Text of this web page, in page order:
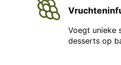
Voegt unieke
desserts op